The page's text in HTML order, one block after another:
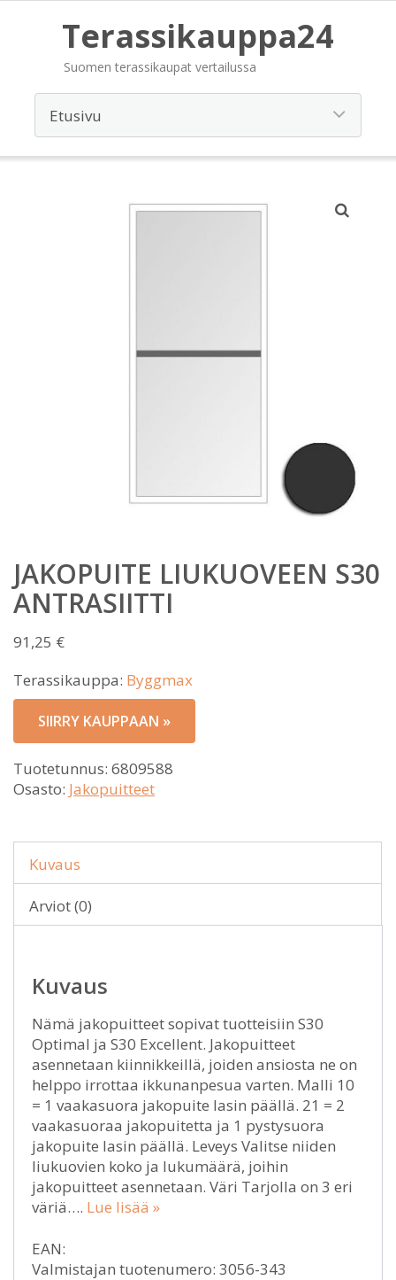
Terassikauppa24
Suomen terassikaupat vertailussa
JAKOPUITE LIUKUOVEEN S30
ANTRASIITTI
91,25 €
Terassikauppa: Byggmax
SIIRRY KAUPPAAN »
Tuotetunnus: 6809588
Osasto: Jakopuitteet
Kuvaus
Arviot (0)
Kuvaus
Nämä jakopuitteet sopivat tuotteisiin S30
Optimal ja S30 Excellent. Jakopuitteet
asennetaan kiinnikkeillä, joiden ansiosta ne on
helppo irrottaa ikkunanpesua varten. Malli 10
= 1 vaakasuora jakopuite lasin päällä. 21 = 2
vaakasuoraa jakopuitetta ja 1 pystysuora
jakopuite lasin päällä. Leveys Valitse niiden
liukuovien koko ja lukumäärä, joihin
jakopuitteet asennetaan. Väri Tarjolla on 3 eri
väriä…. Lue lisää »
EAN:
Valmistajan tuotenumero: 3056-343